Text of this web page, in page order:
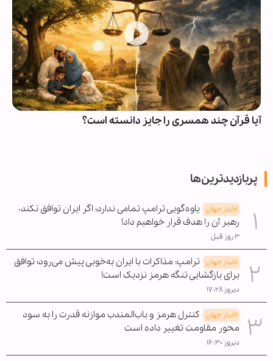
آیا قرآن چند همسری را جایز دانسته است؟
پربازدیدترین‌ها
اخبار جهان یاوه‌گویی ترامپ تمامی ندارد؛ اگر ایران توافق نکند،
رهبر آن را هدف قرار خواهیم داد!
۳ روز قبل
اخبار جهان ترامپ: مذاکرات با ایران به‌خوبی پیش می‌رود؛ توافق
برای بازگشایی تنگه هرمز نزدیک است!
دیروز ۱۷:۲۸
اخبار جهان کنترل هرمز و باب‌المندب موازنه قدرت را به سود
محور مقاومت تغییر داده است
دیروز ۱۶:۳۰